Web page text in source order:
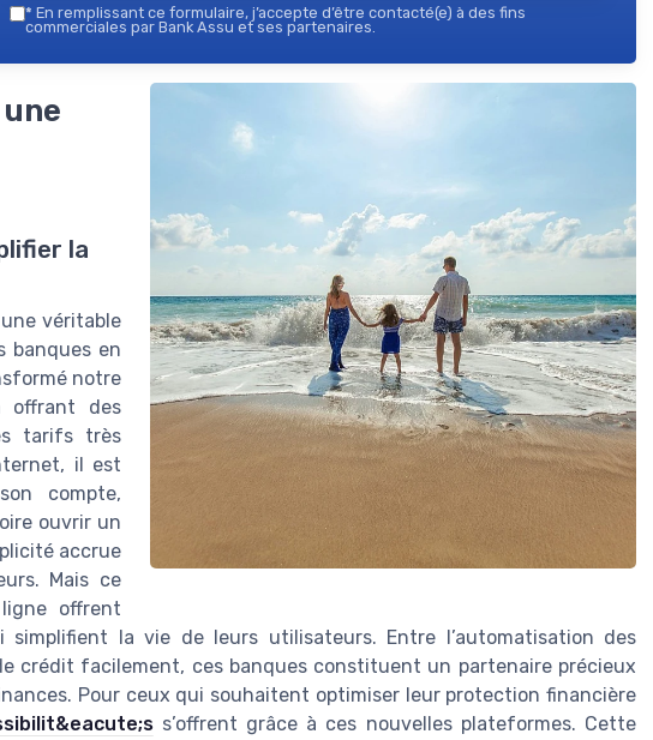
* En remplissant ce formulaire, j’accepte d’être contacté(e) à des fins
commerciales par Bank Assu et ses partenaires.
la
véritable
banques en
notre
offrant des
tarifs très
il est
compte,
ouvrir un
accrue
Mais ce
offrent
la vie de leurs utilisateurs. Entre l’automatisation des
crédit facilement, ces banques constituent un partenaire précieux
Pour ceux qui souhaitent optimiser leur protection financière
s’offrent grâce à ces nouvelles plateformes. Cette